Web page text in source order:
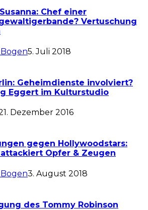
Chef einer
Vertuschung
5. Juli 2018
Geheimdienste involviert?
Eggert im Kulturstudio
Dezember 2016
gegen Hollywoodstars:
Opfer & Zeugen
3. August 2018
des Tommy Robinson